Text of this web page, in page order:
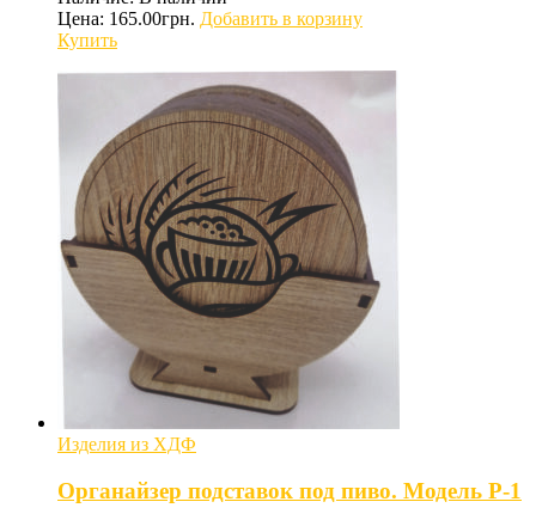
Цена: 165.00грн. Добавить в корзину
Купить
Изделия из ХДФ
Органайзер подставок под пиво. Модель P-1